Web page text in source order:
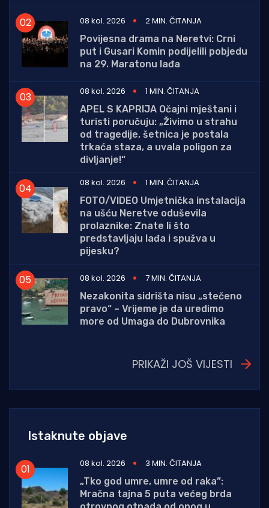
08 kol. 2026
2 MIN. ČITANJA
Povijesna drama na Neretvi: Crni
put i Gusari Komin podijelili pobjedu
na 29. Maratonu lađa
08 kol. 2026
1 MIN. ČITANJA
APEL S KAPRIJA Očajni mještani i
turisti poručuju: „Živimo u strahu
od tragedije, šetnica je postala
trkaća staza, a uvala poligon za
divljanje!“
08 kol. 2026
1 MIN. ČITANJA
FOTO/VIDEO Umjetnička instalacija
na ušću Neretve oduševila
prolaznike: Znate li što
predstavljaju lađa i spužva u
pijesku?
08 kol. 2026
7 MIN. ČITANJA
Nezakonita sidrišta nisu „stečeno
pravo“ – Vrijeme je da uredimo
more od Umaga do Dubrovnika
PRIKAŽI JOŠ VIJESTI
Istaknute objave
08 kol. 2026
3 MIN. ČITANJA
„Tko god umre, umre od raka”:
Mračna tajna 5 puta većeg brda